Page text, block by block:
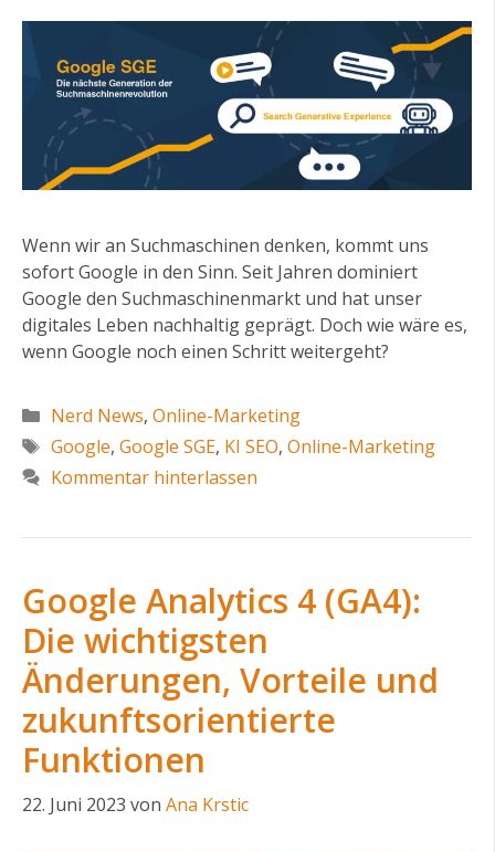
Wenn wir an Suchmaschinen denken, kommt uns
sofort Google in den Sinn. Seit Jahren dominiert
Google den Suchmaschinenmarkt und hat unser
digitales Leben nachhaltig geprägt. Doch wie wäre es,
wenn Google noch einen Schritt weitergeht?
Kategorien
Nerd News, Online-Marketing
Schlagwörter
Google, Google SGE, KI SEO, Online-Marketing
Kommentar hinterlassen
Google Analytics 4 (GA4):
Die wichtigsten
Änderungen, Vorteile und
zukunftsorientierte
Funktionen
22. Juni 2023 von Ana Krstic